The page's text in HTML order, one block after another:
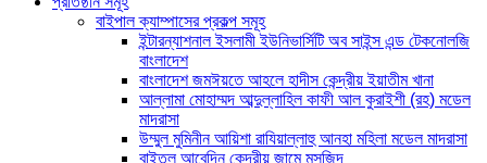
বাইপাল ক্যাম্পাসের প্রকল্প সমূহ
ইন্টারন্যাশনাল ইসলামী ইউনিভার্সিটি অব সাইন্স এন্ড টেকনোলজি
বাংলাদেশ
বাংলাদেশ জমঈয়তে আহলে হাদীস কেন্দ্রীয় ইয়াতীম খানা
আল্লামা মোহাম্মদ আব্দুল্লাহিল কাফী আল কুরাইশী (রহ) মডেল
মাদরাসা
উম্মুল মুমিনীন আয়িশা রাযিয়াল্লাহু আনহা মহিলা মডেল মাদরাসা
বাইতুল আবেদিন কেন্দ্রীয় জামে মসজিদ